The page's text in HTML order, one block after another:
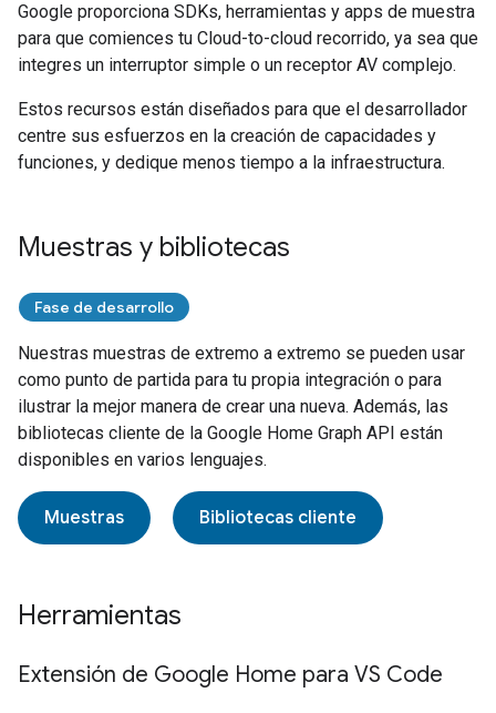
Google proporciona SDKs, herramientas y apps de muestra
para que comiences tu Cloud-to-cloud recorrido, ya sea que
integres un interruptor simple o un receptor AV complejo.
Estos recursos están diseñados para que el desarrollador
centre sus esfuerzos en la creación de capacidades y
funciones, y dedique menos tiempo a la infraestructura.
Muestras y bibliotecas
Fase de desarrollo
Nuestras muestras de extremo a extremo se pueden usar
como punto de partida para tu propia integración o para
ilustrar la mejor manera de crear una nueva. Además, las
bibliotecas cliente de la Google Home Graph API están
disponibles en varios lenguajes.
Muestras Bibliotecas cliente
Herramientas
Extensión de Google Home para VS Code